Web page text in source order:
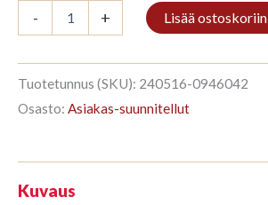
-
3/7
Mahagon
määrä
+ Lisää ostoskoriin
Tuotetunnus (SKU): 240516-0946042
Osasto: Asiakas-suunnitellut
Kuvaus